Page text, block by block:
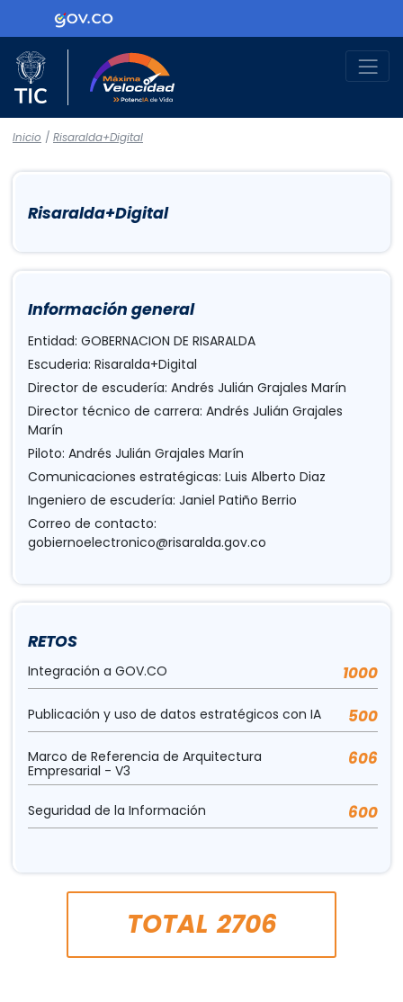
Logo Gobierno de Colombia
Logo del Ministerio TIC
Inicio / Risaralda+Digital
Risaralda+Digital
Información general
Entidad: GOBERNACION DE RISARALDA
Escuderia: Risaralda+Digital
Director de escudería: Andrés Julián Grajales Marín
Director técnico de carrera: Andrés Julián Grajales
Marín
Piloto: Andrés Julián Grajales Marín
Comunicaciones estratégicas: Luis Alberto Diaz
Ingeniero de escudería: Janiel Patiño Berrio
Correo de contacto:
gobiernoelectronico@risaralda.gov.co
RETOS
Integración a GOV.CO 1000
Publicación y uso de datos estratégicos con IA 500
Marco de Referencia de Arquitectura
Empresarial - V3
606
Seguridad de la Información 600
TOTAL 2706